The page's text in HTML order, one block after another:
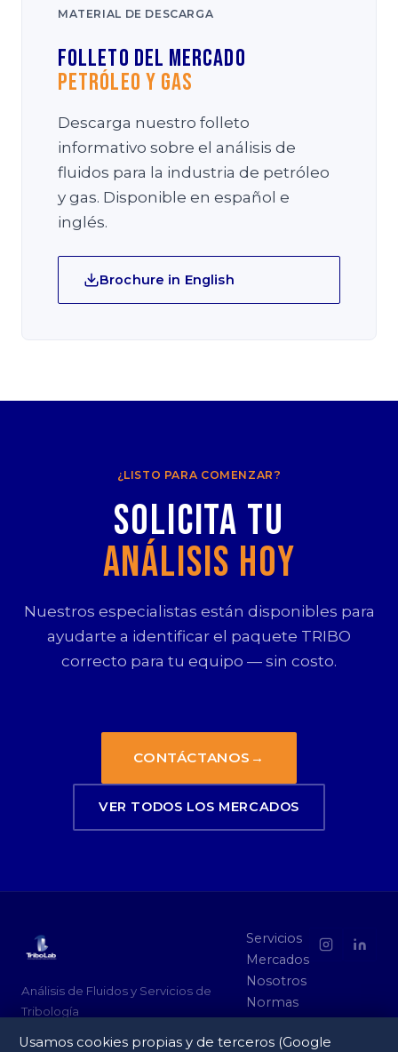
MATERIAL DE DESCARGA
Folleto del Mercado
Petróleo y Gas
Descarga nuestro folleto
informativo sobre el análisis de
fluidos para la industria de petróleo
y gas. Disponible en español e
inglés.
Brochure in English
¿LISTO PARA COMENZAR?
Solicita tu
Análisis Hoy
Nuestros especialistas están disponibles para
ayudarte a identificar el paquete TRIBO
correcto para tu equipo — sin costo.
CONTÁCTANOS →
VER TODOS LOS MERCADOS
Análisis de Fluidos y Servicios de
Tribología
Servicios
Mercados
Nosotros
Normas
Contacto
Usamos cookies propias y de terceros (Google